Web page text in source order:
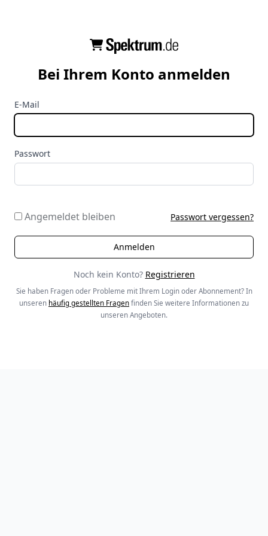
Bei Ihrem Konto anmelden
E-Mail
Passwort
Angemeldet bleiben Passwort vergessen?
Noch kein Konto? Registrieren
Sie haben Fragen oder Probleme mit Ihrem Login oder Abonnement? In
unseren häufig gestellten Fragen finden Sie weitere Informationen zu
unseren Angeboten.